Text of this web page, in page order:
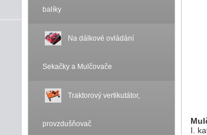
balíky
Na dálkové ovládání
Sekačky a Mulčovače
Traktorový vertikutátor,
provzdušňovač
I.